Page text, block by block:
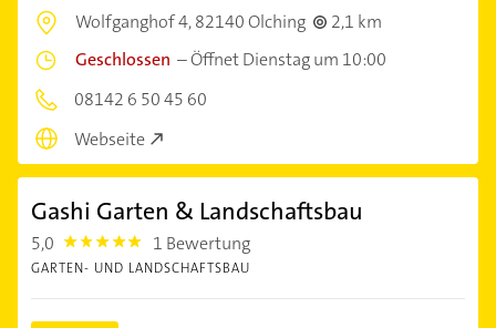
Wolfganghof 4,82140 Olching
2,1 km
Geschlossen –Öffnet Dienstag um 10:00
08142 6 50 45 60
Webseite
Gashi Garten & Landschaftsbau
5,0 5.0 1 Bewertung
GARTEN- UND LANDSCHAFTSBAU